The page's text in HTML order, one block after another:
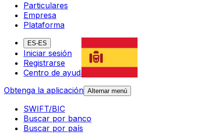
Particulares
Empresa
Plataforma
ES-ES
Iniciar sesión
Registrarse
Centro de ayuda
Obtenga la aplicación Alternar menú
SWIFT/BIC
Buscar por banco
Buscar por país